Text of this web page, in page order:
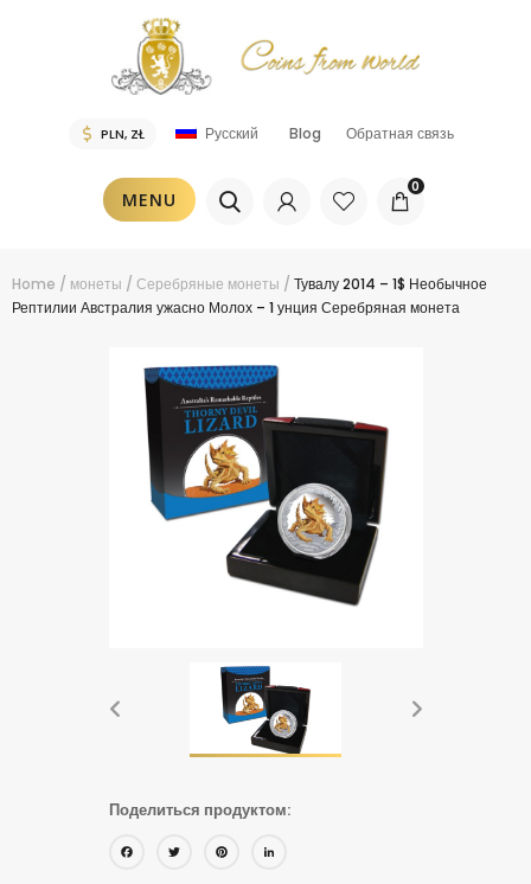
Русский Blog Обратная связь
MENU
0
Home / монеты / Серебряные монеты / Тувалу 2014 – 1$ Необычное
Рептилии Австралия ужасно Молох – 1 унция Серебряная монета
Поделиться продуктом:
Facebook
TwitterPinterest